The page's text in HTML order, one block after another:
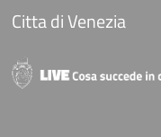
Salta al contenuto
Citta di Venezia